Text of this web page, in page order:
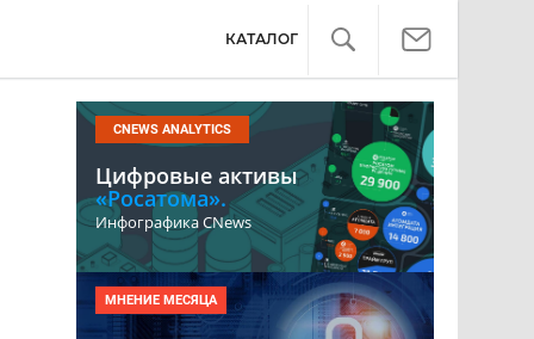
КАТАЛОГ
CNEWS ANALYTICS
Цифровые активы
«Росатома».
Инфографика CNews
МНЕНИЕ МЕСЯЦА